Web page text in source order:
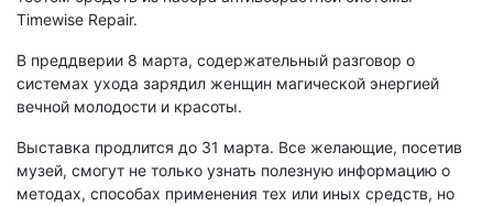
Timewise Repair.
В преддверии 8 марта, содержательный разговор о
системах ухода зарядил женщин магической энергией
вечной молодости и красоты.
Выставка продлится до 31 марта. Все желающие, посетив
музей, смогут не только узнать полезную информацию о
методах, способах применения тех или иных средств, но